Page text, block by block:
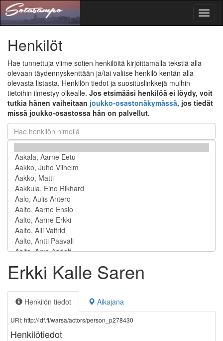
Henkilöt
Hae tunnettuja viime sotien henkilöitä kirjoittamalla tekstiä alla
olevaan täydennyskenttään ja/tai valitse henkilö kentän alla
olevasta listasta. Henkilön tiedot ja suosituslinkkejä muihin
tietoihin ilmestyy oikealle. Jos etsimääsi henkilöä ei löydy, voit
tutkia hänen vaiheitaan joukko-osastonäkymässä, jos tiedät
missä joukko-osastossa hän on palvellut.
Erkki Kalle Saren
Henkilön tiedot Aikajana
URI: http://ldf.fi/warsa/actors/person_p278430
Henkilötiedot